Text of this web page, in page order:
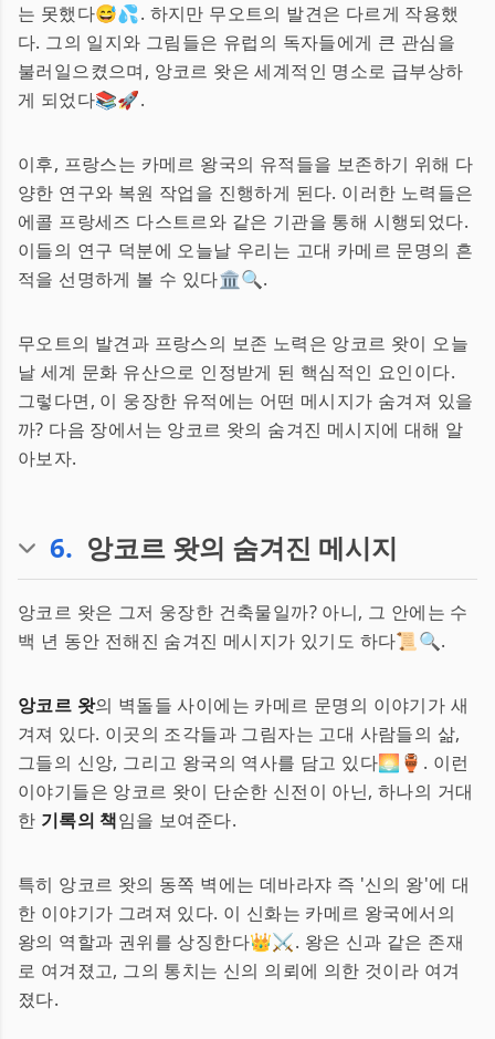
는 못했다😅💦. 하지만 무오트의 발견은 다르게 작용했
다. 그의 일지와 그림들은 유럽의 독자들에게 큰 관심을
불러일으켰으며, 앙코르 왓은 세계적인 명소로 급부상하
게 되었다📚🚀.
이후, 프랑스는 카메르 왕국의 유적들을 보존하기 위해 다
양한 연구와 복원 작업을 진행하게 된다. 이러한 노력들은
에콜 프랑세즈 다스트르와 같은 기관을 통해 시행되었다.
이들의 연구 덕분에 오늘날 우리는 고대 카메르 문명의 흔
적을 선명하게 볼 수 있다🏛️🔍.
무오트의 발견과 프랑스의 보존 노력은 앙코르 왓이 오늘
날 세계 문화 유산으로 인정받게 된 핵심적인 요인이다.
그렇다면, 이 웅장한 유적에는 어떤 메시지가 숨겨져 있을
까? 다음 장에서는 앙코르 왓의 숨겨진 메시지에 대해 알
아보자.
6. 앙코르 왓의 숨겨진 메시지
앙코르 왓은 그저 웅장한 건축물일까? 아니, 그 안에는 수
백 년 동안 전해진 숨겨진 메시지가 있기도 하다📜🔍.
앙코르 왓의 벽돌들 사이에는 카메르 문명의 이야기가 새
겨져 있다. 이곳의 조각들과 그림자는 고대 사람들의 삶,
그들의 신앙, 그리고 왕국의 역사를 담고 있다🌅🏺. 이런
이야기들은 앙코르 왓이 단순한 신전이 아닌, 하나의 거대
한 기록의 책임을 보여준다.
특히 앙코르 왓의 동쪽 벽에는 데바라쟈 즉 '신의 왕'에 대
한 이야기가 그려져 있다. 이 신화는 카메르 왕국에서의
왕의 역할과 권위를 상징한다👑⚔️. 왕은 신과 같은 존재
로 여겨졌고, 그의 통치는 신의 의뢰에 의한 것이라 여겨
졌다.